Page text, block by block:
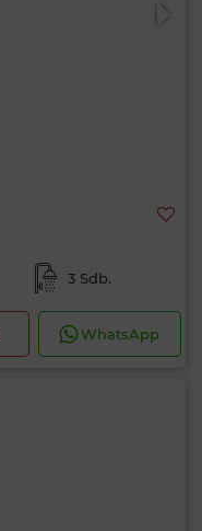
3 Sdb.
WhatsApp